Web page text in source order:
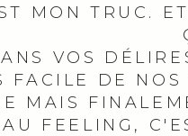
MON TRUC.
VOS
FACILE DE
MAIS
FEELING,